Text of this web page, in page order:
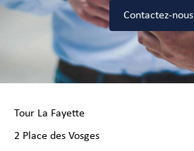
Contactez-nous
Tour La Fayette
2 Place des Vosges